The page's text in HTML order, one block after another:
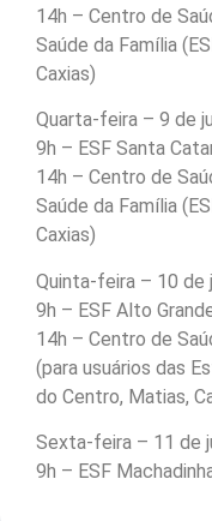
14h – Centro de
Saúde da Família
Caxias)
Quarta-feira – 9 de
9h – ESF Santa
14h – Centro de
Saúde da Família
Caxias)
Quinta-feira – 10 de
9h – ESF Alto
14h – Centro de
(para usuários das
do Centro, Matias,
Sexta-feira – 11 de
9h – ESF